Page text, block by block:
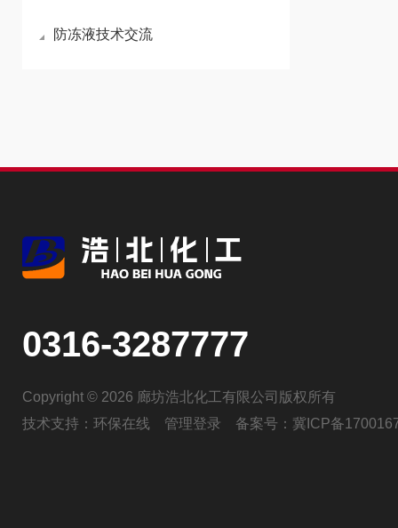
防冻液技术交流
0316-3287777
Copyright © 2026 廊坊浩北化工有限公司版权所有
技术支持： 环保在线 管理登录 备案号： 冀ICP备